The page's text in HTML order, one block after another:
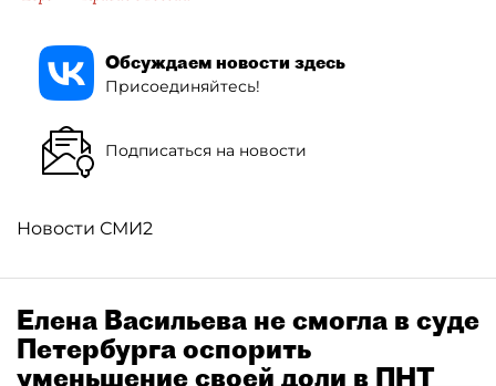
Обсуждаем новости здесь
Присоединяйтесь!
Подписаться на новости
Новости СМИ2
Елена Васильева не смогла в суде
Петербурга оспорить
уменьшение своей доли в ПНТ